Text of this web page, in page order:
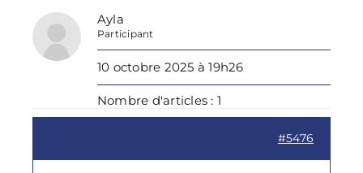
Ayla
Participant
10 octobre 2025 à 19h26
Nombre d'articles : 1
#5476